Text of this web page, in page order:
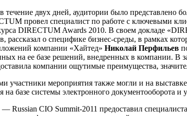
течение двух дней, аудитории было
провел специалист по работе с ключевыми
DIRECTUM Awards 2010. В своем докладе
рассказал о специфике бизнес-среды, в рамках
компании «Хайтед» Николай Перфильев
на ее базе решений, внедренных в компании. В
компании ощутимые преимущества,
участники мероприятия также могли и на
на базе системы электронного документооборота и
Russian CIO Summit-2011 предоставил